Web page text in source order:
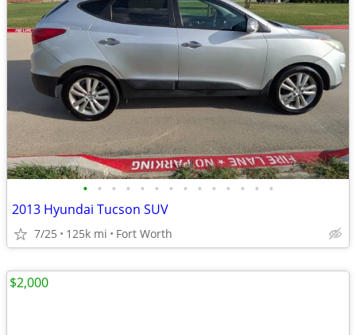
• • • • • • • • • • • • • •
2013 Hyundai Tucson SUV
7/25 125k mi Fort Worth
$2,000